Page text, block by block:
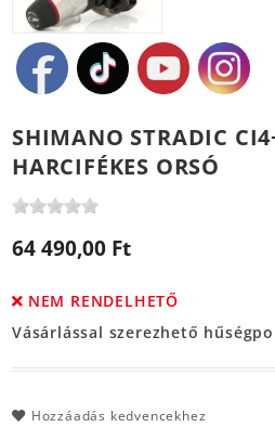
SHIMANO STRADIC
HARCIFÉKES ORSÓ
64 490,00 Ft
NEM RENDELHETŐ
Vásárlással szerezhető
Hozzáadás kedvencekhez